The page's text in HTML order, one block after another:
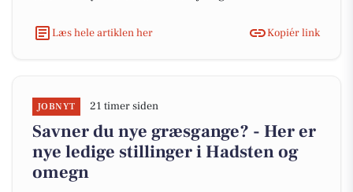
Læs hele artiklen her Kopiér link
JOBNYT 21 timer siden
Savner du nye græsgange? - Her er
nye ledige stillinger i Hadsten og
omegn